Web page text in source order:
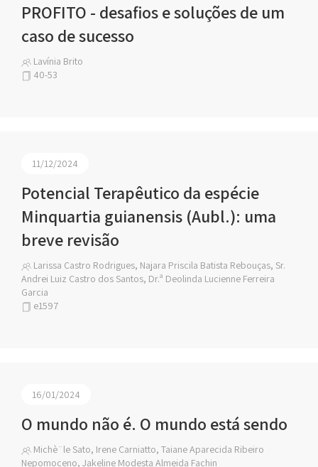
PROFITO - desafios e soluções de um
caso de sucesso
Lavínia Brito
40-53
11/12/2024
Potencial Terapêutico da espécie
Minquartia guianensis (Aubl.): uma
breve revisão
Larissa Castro Rodrigues, Najara Priscila Batista Rebouças, Sr.
Andrei Luiz Castro dos Santos, Dr.ª Deolinda Lucienne Ferreira
Garcia
e1597
16/01/2024
O mundo não é. O mundo está sendo
Michè¨le Sato, Irene Carniatto, Taiane Aparecida Ribeiro
Nepomoceno, Jakeline Modesta Almeida Fachin